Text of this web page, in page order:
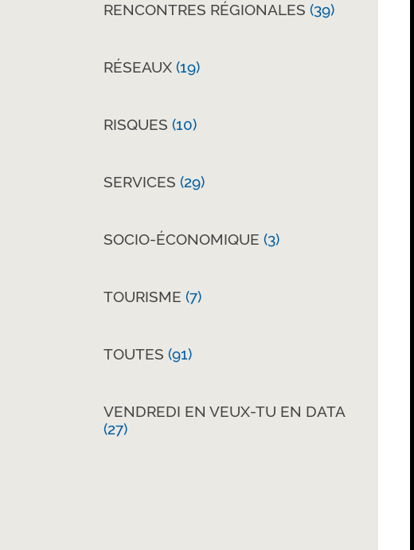
RENCONTRES RÉGIONALES (39)
RÉSEAUX (19)
RISQUES (10)
SERVICES (29)
SOCIO-ÉCONOMIQUE (3)
TOURISME (7)
TOUTES (91)
VENDREDI EN VEUX-TU EN DATA
(27)